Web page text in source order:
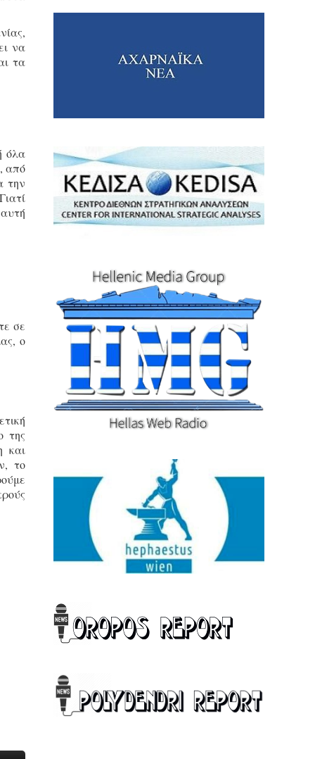
να
τα
όλα
από
την
σε
ο
της
και
το